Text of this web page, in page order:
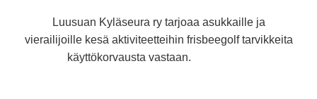
Luusuan Kyläseura ry tarjoaa asukkaille ja
vierailijoille kesä aktiviteetteihin frisbeegolf tarvikkeita
käyttökorvausta vastaan.